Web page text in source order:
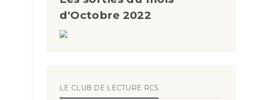
d'Octobre 2022
LE CLUB DE LECTURE RCS